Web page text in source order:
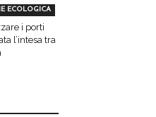
ECOLOGICA
i porti
l’intesa tra